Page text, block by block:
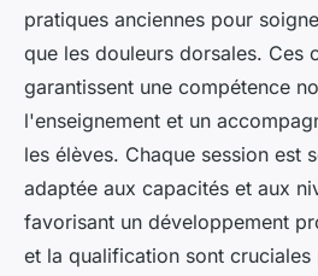
pratiques anciennes pour
que les douleurs dorsales. Ces
garantissent une compétence
l'enseignement et un
les élèves. Chaque session est
adaptée aux capacités et aux
favorisant un développement
et la qualification sont cruciales